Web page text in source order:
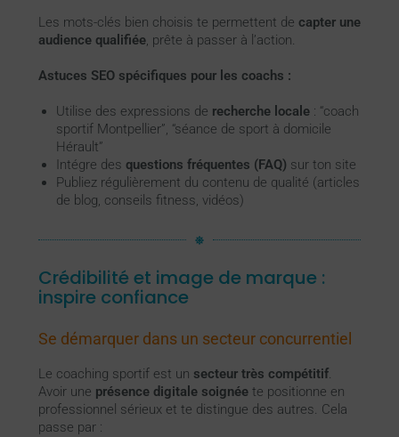
Les mots-clés bien choisis te permettent de capter une
audience qualifiée, prête à passer à l’action.
Astuces SEO spécifiques pour les coachs :
Utilise des expressions de recherche locale: “coach
sportif Montpellier”, “séance de sport à domicile
Hérault”
Intégre des questions fréquentes (FAQ) sur ton site
Publiez régulièrement du contenu de qualité (articles
de blog, conseils fitness, vidéos)
Crédibilité et image de marque :
inspire confiance
Se démarquer dans un secteur concurrentiel
Le coaching sportif est un secteur très compétitif.
Avoir une présence digitale soignéete positionne en
professionnel sérieux et te distingue des autres. Cela
passe par :